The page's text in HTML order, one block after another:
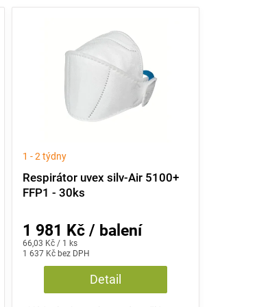
Respirátor uvex silv-Air 5100+
FFP1 - 30ks
1 - 2 týdny
1 637 Kč bez DPH
1 981 Kč / balení
Měrná
cena:
66,03 Kč / 1 ks
Detail